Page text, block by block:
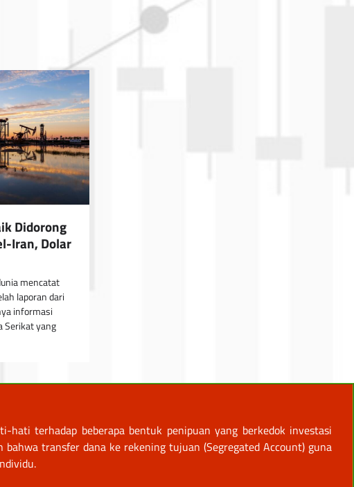
Didorong
Iran, Dolar
mencatat
laporan dari
informasi
Serikat yang
hati terhadap beberapa bentuk penipuan yang berkedok investasi
transfer dana ke rekening tujuan (Segregated Account) guna